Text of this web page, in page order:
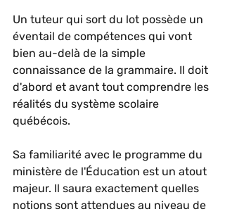
Un tuteur qui sort du lot possède un
éventail de compétences qui vont
bien au-delà de la simple
connaissance de la grammaire. Il doit
d'abord et avant tout comprendre les
réalités du système scolaire
québécois.
Sa familiarité avec le programme du
ministère de l'Éducation est un atout
majeur. Il saura exactement quelles
notions sont attendues au niveau de